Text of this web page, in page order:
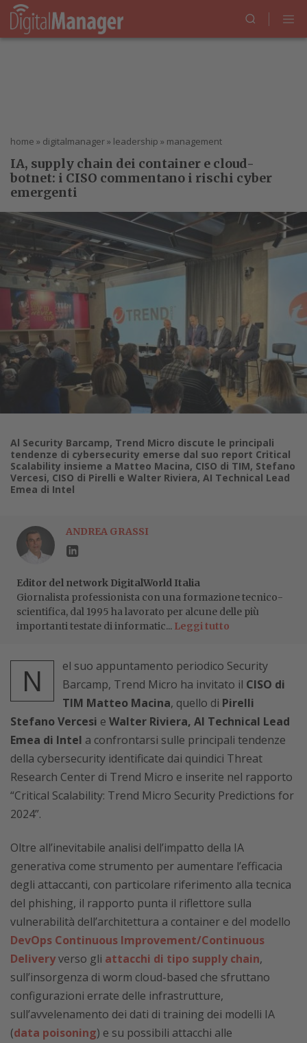
home » digitalmanager» leadership » management
IA, supply chain dei container e cloud-
botnet: i CISO commentano i rischi cyber
emergenti
Al Security Barcamp, Trend Micro discute le principali
tendenze di cybersecurity emerse dal suo report Critical
Scalability insieme a Matteo Macina, CISO di TIM, Stefano
Vercesi, CISO di Pirelli e Walter Riviera, AI Technical Lead
Emea di Intel
ANDREA GRASSI
Editor del network DigitalWorld Italia
Giornalista professionista con una formazione tecnico-
scientifica, dal 1995 ha lavorato per alcune delle più
importanti testate di informatic... Leggi tutto
N
el suo appuntamento periodico Security
Barcamp, Trend Micro ha invitato il CISO di
TIM Matteo Macina, quello di Pirelli
Stefano Vercesi e Walter Riviera, AI Technical Lead
Emea di Intel a confrontarsi sulle principali tendenze
della cybersecurity identificate dai quindici Threat
Research Center di Trend Micro e inserite nel rapporto
“Critical Scalability: Trend Micro Security Predictions for
2024”.
Oltre all’inevitabile analisi dell’impatto della IA
generativa come strumento per aumentare l’efficacia
degli attaccanti, con particolare riferimento alla tecnica
del phishing, il rapporto punta il riflettore sulla
vulnerabilità dell’architettura a container e del modello
DevOps Continuous Improvement/Continuous
Deliveryverso gli attacchi di tipo supply chain,
sull’insorgenza di worm cloud-based che sfruttano
configurazioni errate delle infrastrutture,
sull’avvelenamento dei dati di training dei modelli IA
(data poisoning) e su possibili attacchi alle